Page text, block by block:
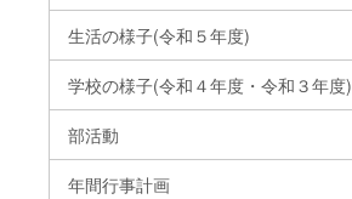
生活の様子(令和５年度)
学校の様子(令和４年度・令和３年度)
部活動
年間行事計画